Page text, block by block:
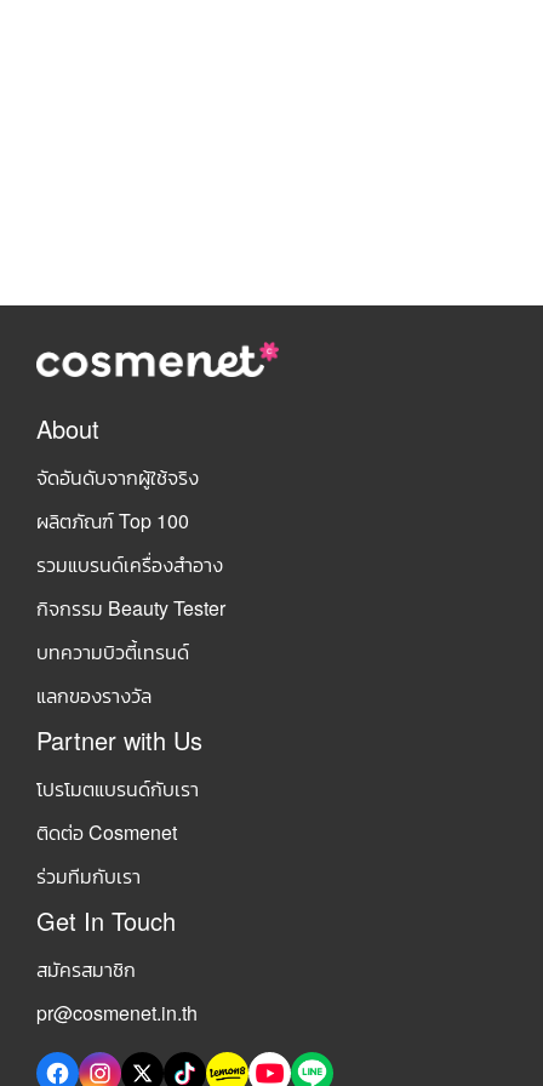
About
จัดอันดับจากผู้ใช้จริง
ผลิตภัณฑ์ Top 100
รวมแบรนด์เครื่องสำอาง
กิจกรรม Beauty Tester
บทความบิวตี้เทรนด์
แลกของรางวัล
Partner with Us
โปรโมตแบรนด์กับเรา
ติดต่อ Cosmenet
ร่วมทีมกับเรา
Get In Touch
สมัครสมาชิก
pr@cosmenet.in.th